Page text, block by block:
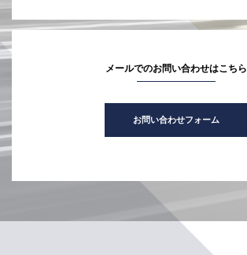
メールでのお問い合わせはこちら
お問い合わせフォーム